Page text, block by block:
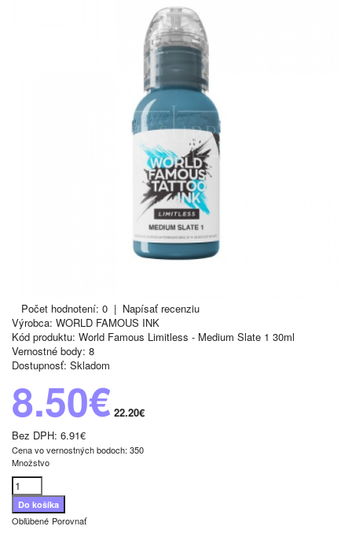
Počet hodnotení: 0 | Napísať recenziu
Výrobca: WORLD FAMOUS INK
Kód produktu: World Famous Limitless - Medium Slate 1 30ml
Vernostné body: 8
Dostupnosť: Skladom
8.50€ 22.20€
Bez DPH: 6.91€
Cena vo vernostných bodoch: 350
Množstvo
Obľúbené Porovnať